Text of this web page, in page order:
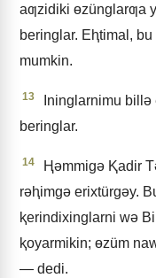
aƣzidiki ɵzünglarƣa
beringlar. Eⱨtimal,
mumkin.
13
Ininglarnimu
beringlar.
14
Ⱨǝmmigǝ Ⱪadir
rǝⱨimgǝ erixtürgǝy.
ⱪerindixinglarni wǝ
ⱪoyarmikin; ɵzüm
— dedi.